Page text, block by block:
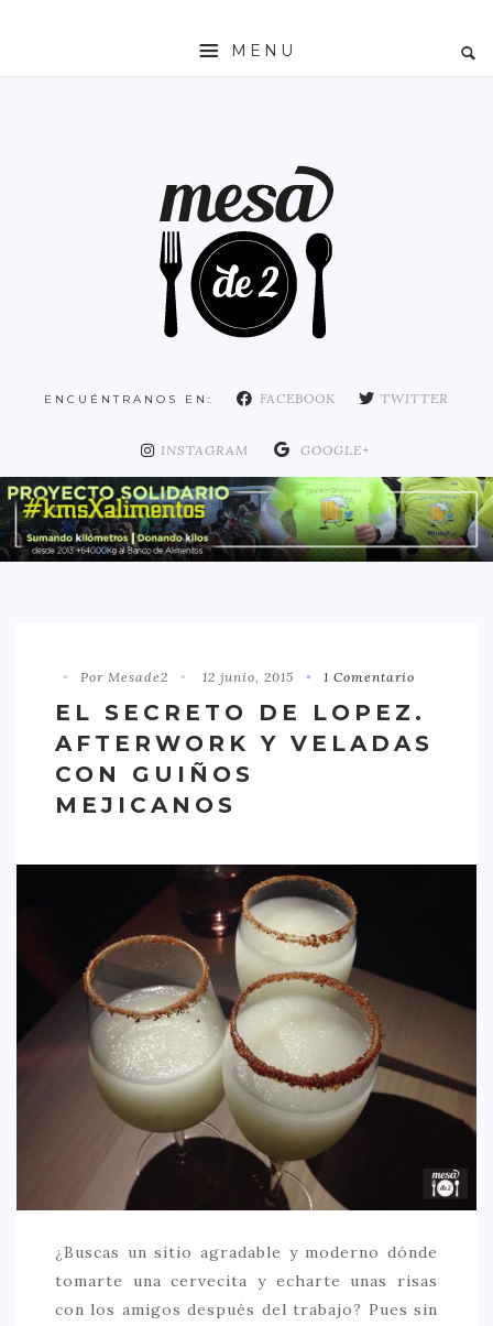
MENU
COMUNIDAD DE MADRID
DISTRITO ARGANZUELA
DISTRITO CHAMARTÍN
DISTRITO CHAMBERÍ
DISTRITO HORTALEZA
DISTRITO RETIRO
DISTRITO SALAMANCA
DISTRITO TETUÁN
OTROS
CARNES
CREATIVA
DULCE
FUSIÓN
TAPAS
ENCUÉNTRANOS EN: FACEBOOK TWITTER
INSTAGRAM GOOGLE+
Por Mesade2 12 junio, 2015 1 Comentario
EL SECRETO DE LOPEZ.
AFTERWORK Y VELADAS
CON GUIÑOS
MEJICANOS
¿Buscas un sitio agradable y moderno dónde
tomarte una cervecita y echarte unas risas
con los amigos después del trabajo? Pues sin